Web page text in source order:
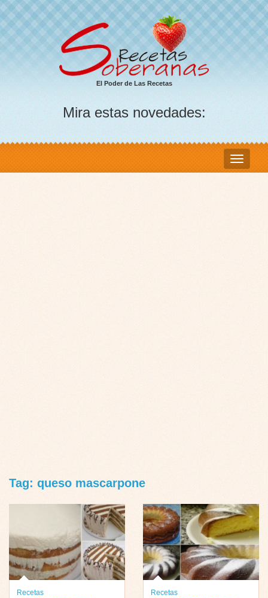
El Poder de Las Recetas
Mira estas novedades:
Tag: queso mascarpone
Recetas
Recetas